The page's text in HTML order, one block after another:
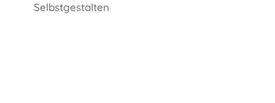
Selbstgestalten